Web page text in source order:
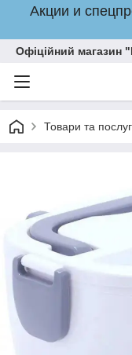
Акции и
Офіційний магазин
Товари та